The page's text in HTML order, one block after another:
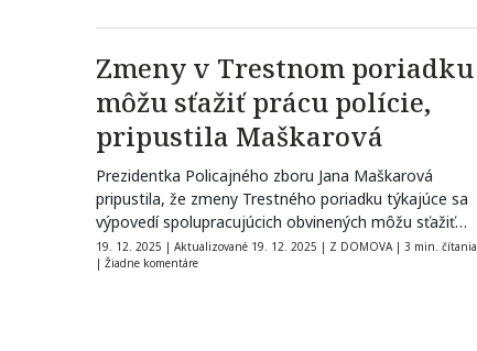
Zmeny v Trestnom poriadku
môžu sťažiť prácu polície,
pripustila Maškarová
Prezidentka Policajného zboru Jana Maškarová
pripustila, že zmeny Trestného poriadku týkajúce sa
výpovedí spolupracujúcich obvinených môžu sťažiť
prácu polície. Odpovedala…
19. 12. 2025 | Aktualizované 19. 12. 2025 | Z DOMOVA | 3 min. čítania
| Žiadne komentáre